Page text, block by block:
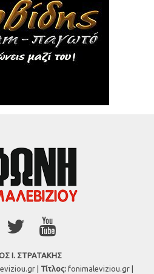
Ι. ΣΤΡΑΤΑΚΗΣ
| Τίτλος:fonimaleviziou.gr |